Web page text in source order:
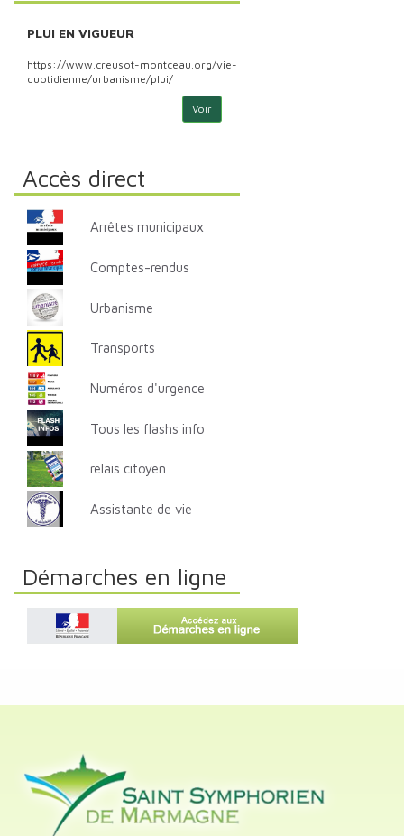
PLUI EN VIGUEUR
https://www.creusot-montceau.org/vie-
quotidienne/urbanisme/plui/
Voir
Accès direct
Arrêtes municipaux
Comptes-rendus
Urbanisme
Transports
Numéros d'urgence
Tous les flashs info
relais citoyen
Assistante de vie
Démarches en ligne